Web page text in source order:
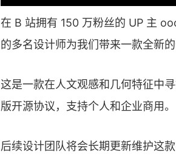
在 B 站拥有 150 万粉丝的 UP 主
的多名设计师为我们带来一款全新
这是一款在人文观感和几何特征中
版开源协议，支持个人和企业商用。
后续设计团队将会长期更新维护这